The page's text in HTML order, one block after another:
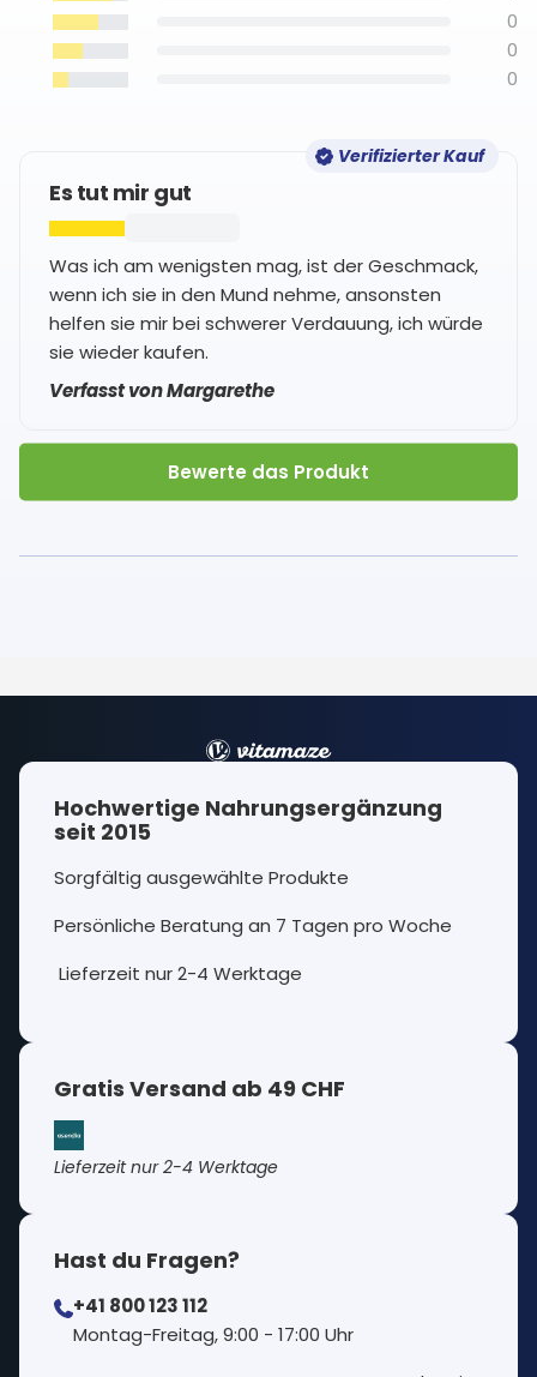
0
0
0
Verifizierter Kauf
Es tut mir gut
Was ich am wenigsten mag, ist der Geschmack,
wenn ich sie in den Mund nehme, ansonsten
helfen sie mir bei schwerer Verdauung, ich würde
sie wieder kaufen.
Verfasst von Margarethe
Bewerte das Produkt
Hochwertige Nahrungsergänzung
seit 2015
Sorgfältig ausgewählte Produkte
Persönliche Beratung an 7 Tagen pro Woche
Lieferzeit nur 2-4 Werktage
Gratis Versand ab 49 CHF
Lieferzeit nur 2-4 Werktage
Hast du Fragen?
+41 800 123 112
⁠Montag-Freitag, 9:00 - 17:00 Uhr